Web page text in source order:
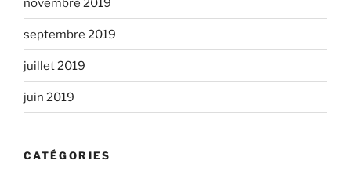
novembre 2019
septembre 2019
juillet 2019
juin 2019
CATÉGORIES